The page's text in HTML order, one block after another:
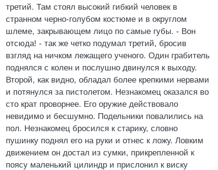
третий. Там стоял высокий гибкий человек в
странном черно-голубом костюме и в округлом
шлеме, закрывающем лицо по самые губы. - Вон
отсюда! - так же четко подумал третий, бросив
взгляд на ничком лежащего ученого. Один грабитель
поднялся с колен и послушно двинулся к выходу.
Второй, как видно, обладал более крепкими нервами
и потянулся за пистолетом. Незнакомец оказался во
сто крат проворнее. Его оружие действовало
невидимо и бесшумно. Подельники повалились на
пол. Незнакомец бросился к старику, словно
пушинку поднял его на руки и отнес к ложу. Ловким
движением он достал из сумки, прикрепленной к
поясу маленький цилиндр и прислонил к виску